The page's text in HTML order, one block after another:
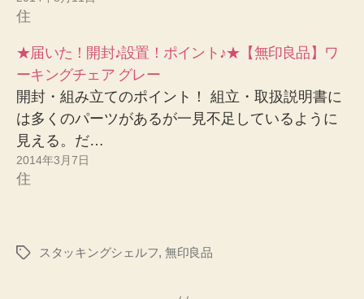
住
★届いた！開封♪設置！ポイント♪★【無印良品】ワ
ーキングチェア グレー
開封・組み立てのポイント！ 組立・取扱説明書に
は多くのパーツがあるが一見不足しているように
見える。だ…
2014年3月7日
住
タ
スタッキングシェルフ, 無印良品